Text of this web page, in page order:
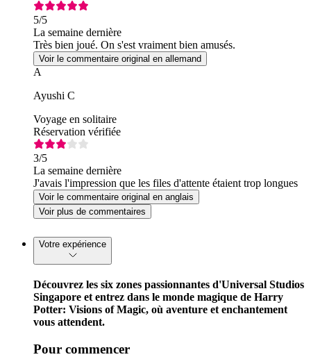
5/5
La semaine dernière
Très bien joué. On s'est vraiment bien amusés.
Voir le commentaire original en allemand
A
Ayushi C
Voyage en solitaire
Réservation vérifiée
3/5
La semaine dernière
J'avais l'impression que les files d'attente étaient trop longues
Voir le commentaire original en anglais
Voir plus de commentaires
Votre expérience
Découvrez les six zones passionnantes d'Universal Studios
Singapore et entrez dans le monde magique de Harry
Potter: Visions of Magic, où aventure et enchantement
vous attendent.
Pour commencer